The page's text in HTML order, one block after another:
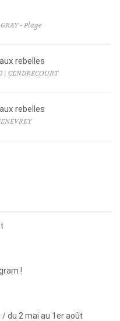
- Plage
rebelles
| CENDRECOURT
rebelles
!
/ du 2 mai au 1er août